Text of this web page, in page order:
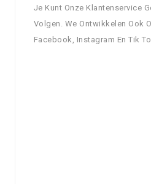
Je Kunt Onze Klantenservice
Volgen. We Ontwikkelen Ook
Facebook, Instagram En Tik